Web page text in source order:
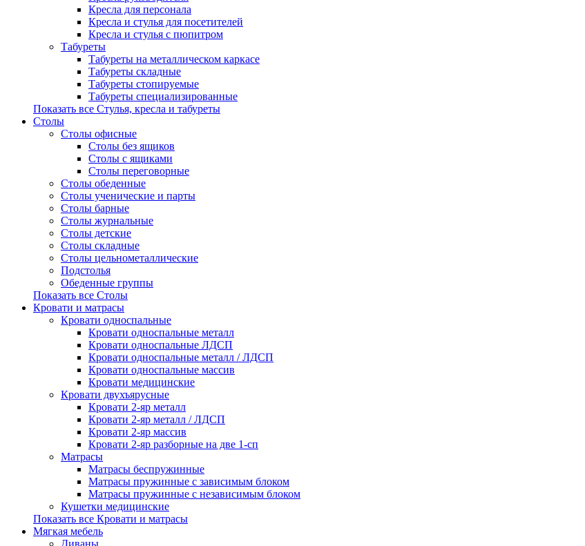
Кресла для персонала
Кресла и стулья для посетителей
Кресла и стулья с пюпитром
Табуреты
Табуреты на металлическом каркасе
Табуреты складные
Табуреты стопируемые
Табуреты специализированные
Показать все Стулья, кресла и табуреты
Столы
Столы офисные
Столы без ящиков
Столы с ящиками
Столы переговорные
Столы обеденные
Столы ученические и парты
Столы барные
Столы журнальные
Столы детские
Столы складные
Столы цельнометаллические
Подстолья
Обеденные группы
Показать все Столы
Кровати и матрасы
Кровати односпальные
Кровати односпальные металл
Кровати односпальные ЛДСП
Кровати односпальные металл / ЛДСП
Кровати односпальные массив
Кровати медицинские
Кровати двухъярусные
Кровати 2-яр металл
Кровати 2-яр металл / ЛДСП
Кровати 2-яр массив
Кровати 2-яр разборные на две 1-сп
Матрасы
Матрасы беспружинные
Матрасы пружинные с зависимым блоком
Матрасы пружинные с независимым блоком
Кушетки медицинские
Показать все Кровати и матрасы
Мягкая мебель
Диваны